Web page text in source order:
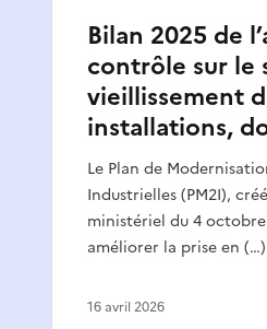
Bilan 2025 de
contrôle sur le
vieillissement
installations,
Le Plan de
Industrielles (PM2I),
ministériel du 4 octobre
améliorer la prise en (…)
16 avril 2026